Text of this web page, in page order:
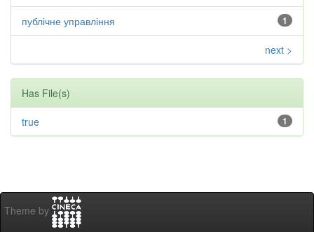
1
публічне управління
next >
Has File(s)
1
true
Theme by